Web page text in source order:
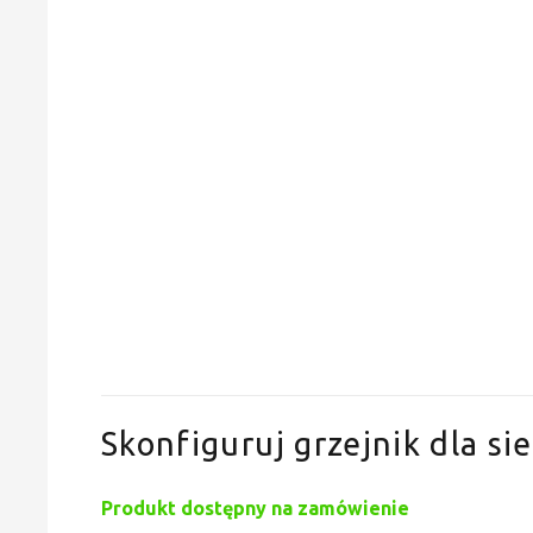
Skonfiguruj grzejnik dla
Produkt dostępny na zamówienie